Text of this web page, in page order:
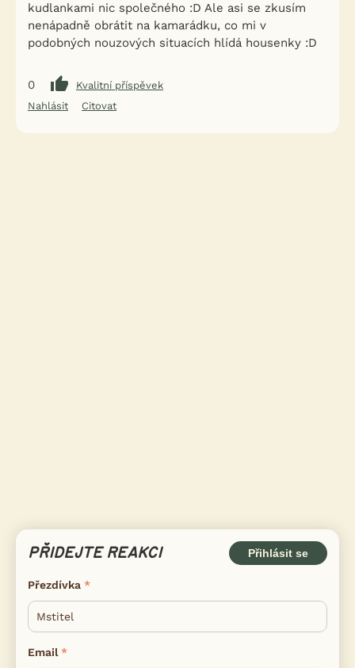
kudlankami nic společného :D Ale asi se zkusím
nenápadně obrátit na kamarádku, co mi v
podobných nouzových situacích hlídá housenky :D
0
Kvalitní příspěvek
Nahlásit
Citovat
PŘIDEJTE REAKCI Přihlásit se
Přezdívka
Email